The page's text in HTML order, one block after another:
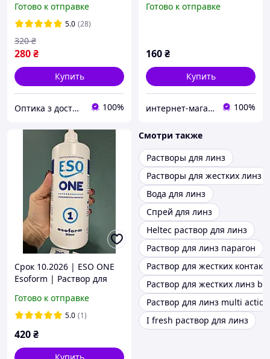
для линз Universale
Esoform | Жидкость для
линз
Готово к отправке
5.0 (28)
280₴
320 ₴
Купить
Оптика з доставкою 100%
для линз I FRESH Soleco
Готово к отправке
160₴
Купить
интернет-магазин "ВЗГЛЯД" 100%
Срок 10.2026 | ESO ONE
Esoform | Раствор для
Жидкость для линз |
Раствор с гиалуроновой
Готово к отправке
5.0 (1)
420₴
Смотри также
Растворы для линз
Растворы для жестких линз
Вода для линз
Спрей для линз
Heltec раствор для линз
Раствор для линз парагон
Раствор для жестких
Раствор для жестких линз
Раствор для линз multi action
I fresh раствор для линз